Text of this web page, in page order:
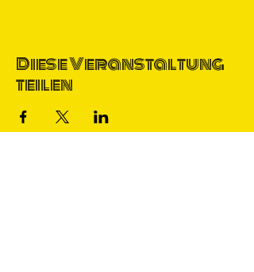
Diese Veranstaltung
teilen